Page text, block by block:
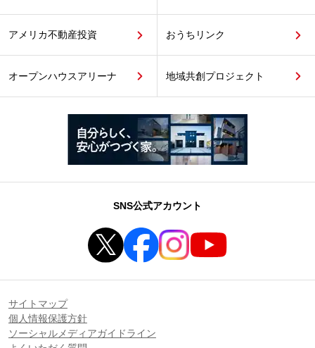
アメリカ不動産投資 おうちリンク
オープンハウスアリーナ 地域共創プロジェクト
SNS公式アカウント
サイトマップ
個人情報保護方針
ソーシャルメディアガイドライン